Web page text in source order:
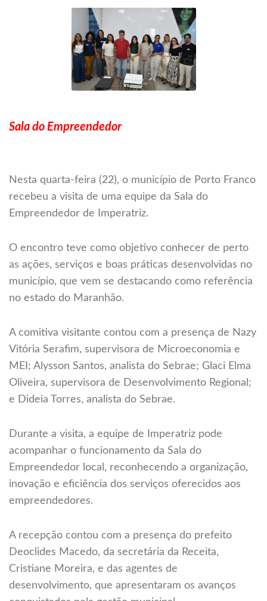
Sala do Empreendedor
Nesta quarta-feira (22), o município de Porto Franco
recebeu a visita de uma equipe da Sala do
Empreendedor de Imperatriz.
O encontro teve como objetivo conhecer de perto
as ações, serviços e boas práticas desenvolvidas no
município, que vem se destacando como referência
no estado do Maranhão.
A comitiva visitante contou com a presença de Nazy
Vitória Serafim, supervisora de Microeconomia e
MEI; Alysson Santos, analista do Sebrae; Glaci Elma
Oliveira, supervisora de Desenvolvimento Regional;
e Dideia Torres, analista do Sebrae.
Durante a visita, a equipe de Imperatriz pode
acompanhar o funcionamento da Sala do
Empreendedor local, reconhecendo a organização,
inovação e eficiência dos serviços oferecidos aos
empreendedores.
A recepção contou com a presença do prefeito
Deoclides Macedo, da secretária da Receita,
Cristiane Moreira, e das agentes de
desenvolvimento, que apresentaram os avanços